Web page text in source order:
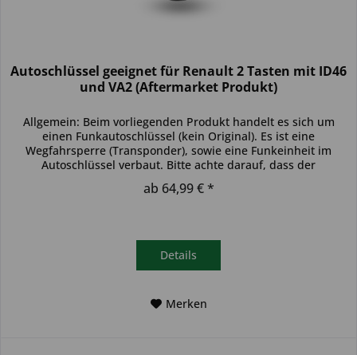
Autoschlüssel geeignet für Renault 2 Tasten mit ID46
und VA2 (Aftermarket Produkt)
Allgemein: Beim vorliegenden Produkt handelt es sich um
einen Funkautoschlüssel (kein Original). Es ist eine
Wegfahrsperre (Transponder), sowie eine Funkeinheit im
Autoschlüssel verbaut. Bitte achte darauf, dass der
Autoschlüssel deinem...
ab 64,99 € *
Details
Merken